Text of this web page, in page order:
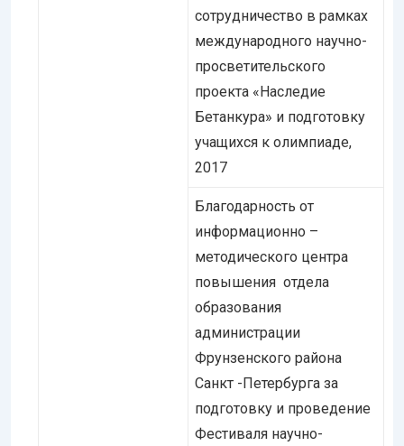
сотрудничество в рамках
международного научно-
просветительского
проекта «Наследие
Бетанкура» и подготовку
учащихся к олимпиаде,
2017
Благодарность от
информационно –
методического центра
повышения отдела
образования
администрации
Фрунзенского района
Санкт -Петербурга за
подготовку и проведение
Фестиваля научно-